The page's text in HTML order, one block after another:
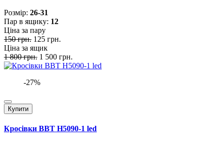
Розмiр: 26-31
Пар в ящику: 12
Ціна за пару
150 грн. 125 грн.
Ціна за ящик
1 800 грн. 1 500 грн.
-27%
Купити
Кросівки BBT H5090-1 led